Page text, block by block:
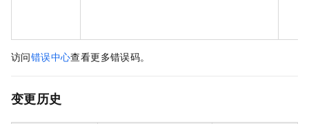
访问错误中心查看更多错误码。
变更历史